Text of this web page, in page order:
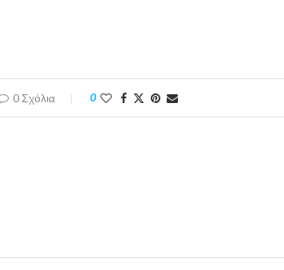
0 Σχόλια 0